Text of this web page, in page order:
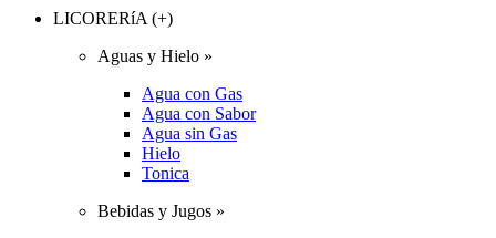
LICORERíA (+)
Aguas y Hielo »
Agua con Gas
Agua con Sabor
Agua sin Gas
Hielo
Tonica
Bebidas y Jugos »